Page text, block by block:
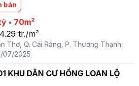
bán
• 70m²
tr./m²
Thơ, Q. Cái Răng, P. Thường Thạnh
07/2025
KHU DÂN CƯ HỒNG LOAN LỘ